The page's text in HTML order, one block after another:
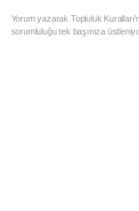
Yorum yazarak Topluluk
sorumluluğu tek başınıza